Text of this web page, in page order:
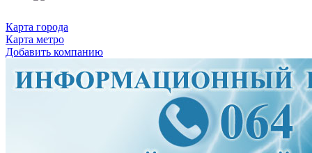
Карта города
Карта метро
Добавить компанию